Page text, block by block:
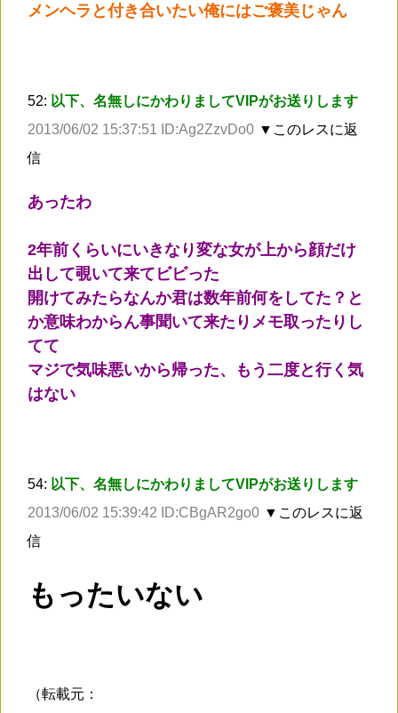
メンヘラと付き合いたい俺にはご褒美じゃん
52: 以下、名無しにかわりましてVIPがお送りします
2013/06/02 15:37:51 ID:Ag2ZzvDo0 ▼このレスに返
信
あったわ
2年前くらいにいきなり変な女が上から顔だけ
出して覗いて来てビビった
開けてみたらなんか君は数年前何をしてた？と
か意味わからん事聞いて来たりメモ取ったりし
てて
マジで気味悪いから帰った、もう二度と行く気
はない
54: 以下、名無しにかわりましてVIPがお送りします
2013/06/02 15:39:42 ID:CBgAR2go0 ▼このレスに返
信
もったいない
（転載元：